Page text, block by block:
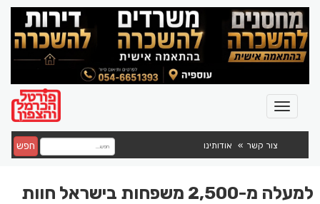
צור קשר אודותינו חפש
למעלה מ-2,500 משפחות בישראל חוות